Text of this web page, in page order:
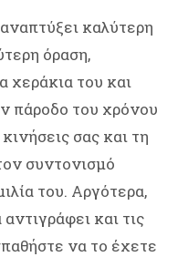
καλύτερη
όραση,
χεράκια του και
πάροδο του χρόνου
σας και τη
συντονισμό
του. Αργότερα,
και τις
να το έχετε